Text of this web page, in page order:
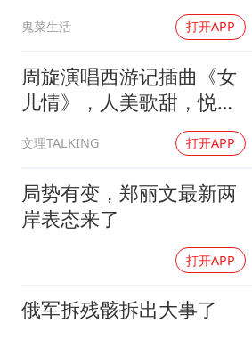
鬼菜生活 打开APP
周旋演唱西游记插曲《女
儿情》，人美歌甜，悦耳
文理TALKING 打开APP
局势有变，郑丽文最新两
岸表态来了
打开APP
俄军拆残骸拆出大事了